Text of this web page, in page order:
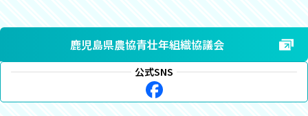
鹿児島県農協青壮年組織協議会
公式SNS